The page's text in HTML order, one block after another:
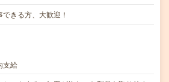
きる方、大歓迎！
支給